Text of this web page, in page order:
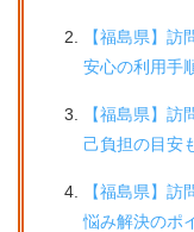
【福島県】
安心の利用手
【福島県】
己負担の目安
【福島県】
悩み解決のポ